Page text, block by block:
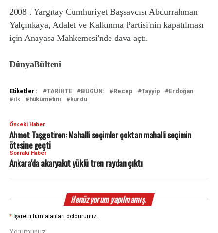
2008 . Yargıtay Cumhuriyet Başsavcısı Abdurrahman
Yalçınkaya, Adalet ve Kalkınma Partisi'nin kapatılması
için Anayasa Mahkemesi'nde dava açtı.
DünyaBülteni
Etiketler : TARİHTE BUGÜN: Recep Tayyip
Erdoğan
ilk
hükümetini kurdu
Önceki Haber
Ahmet Taşgetiren: Mahalli seçimler çoktan mahalli seçimin
ötesine geçti
Sonraki Haber
Ankara'da akaryakıt yüklü tren raydan çıktı
Henüz yorum yapılmamış.
* İşaretli tüm alanları doldurunuz.